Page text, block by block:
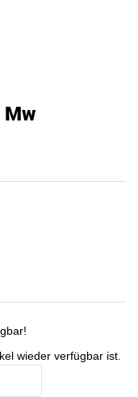
Mw
wieder verfügbar ist.